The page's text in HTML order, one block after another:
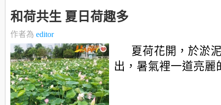
和荷共生 夏日荷趣多
作者為 editor
夏荷花開，於淤
出，暑氣裡一道亮